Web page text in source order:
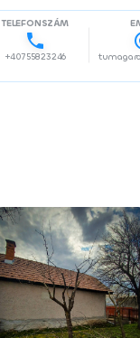
TELEFONSZÁM
+40755823246